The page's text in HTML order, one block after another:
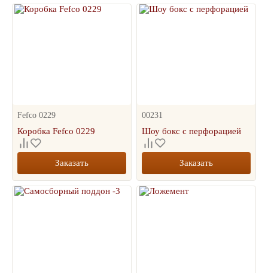
Fefco 0229
Коробка Fefco 0229
Заказать
00231
Шоу бокс с перфорацией
Заказать